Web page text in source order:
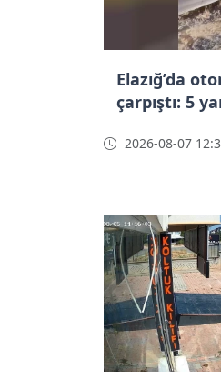
Elazığ’da
çarpıştı: 5
2026-08-07